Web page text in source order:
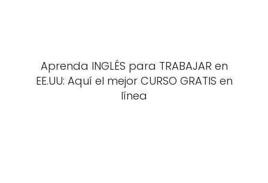
Aprenda INGLÉS para TRABAJAR en
EE.UU: Aquí el mejor CURSO GRATIS en
línea